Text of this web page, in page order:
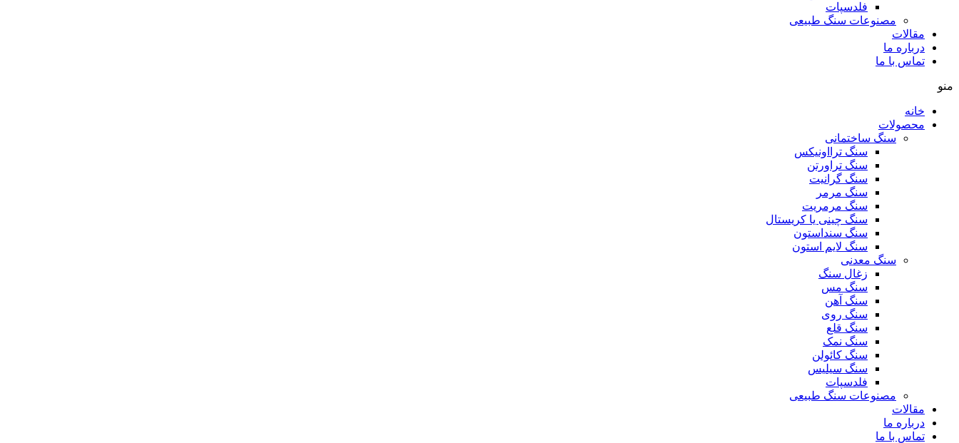
فلدسپات
مصنوعات سنگ طبیعی
مقالات
درباره ما
تماس با ما
منو
خانه
محصولات
سنگ ساختمانی
سنگ ترااونیکس
سنگ تراورتن
سنگ گرانیت
سنگ مرمر
سنگ مرمریت
سنگ چینی یا کریستال
سنگ سنداستون
سنگ لایم استون
سنگ معدنی
زغال سنگ
سنگ مس
سنگ آهن
سنگ روی
سنگ قلع
سنگ نمک
سنگ کائولن
سنگ سیلیس
فلدسپات
مصنوعات سنگ طبیعی
مقالات
درباره ما
تماس با ما